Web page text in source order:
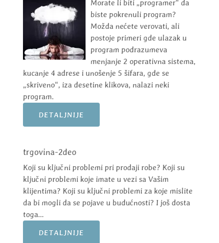
Morate li biti „programer“ da
biste pokrenuli program?
Možda nećete verovati, ali
postoje primeri gde ulazak u
program podrazumeva
menjanje 2 operativna sistema,
kucanje 4 adrese i unošenje 5 šifara, gde se
„skriveno“, iza desetine klikova, nalazi neki
program.
DETALJNIJE
trgovina-2deo
Koji su ključni problemi pri prodaji robe? Koji su
ključni problemi koje imate u vezi sa Vašim
klijentima? Koji su ključni problemi za koje mislite
da bi mogli da se pojave u budućnosti? I još dosta
toga…
DETALJNIJE